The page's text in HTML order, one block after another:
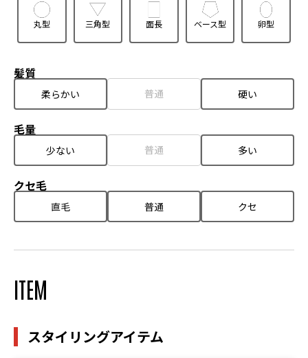
丸型 三角型 面長 ベース型 卵型
髪質
柔らかい 普通 硬い
毛量
少ない 普通 多い
クセ毛
直毛 普通 クセ
ITEM
スタイリングアイテム